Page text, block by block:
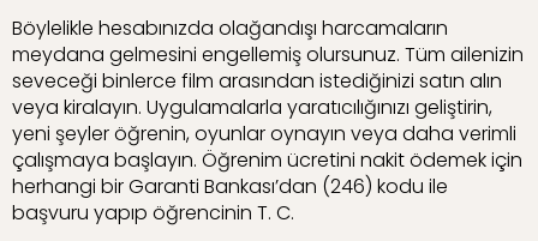
Böylelikle hesabınızda olağandışı harcamaların
meydana gelmesini engellemiş olursunuz. Tüm ailenizin
seveceği binlerce film arasından istediğinizi satın alın
veya kiralayın. Uygulamalarla yaratıcılığınızı geliştirin,
yeni şeyler öğrenin, oyunlar oynayın veya daha verimli
çalışmaya başlayın. Öğrenim ücretini nakit ödemek için
herhangi bir Garanti Bankası’dan (246) kodu ile
başvuru yapıp öğrencinin T. C.